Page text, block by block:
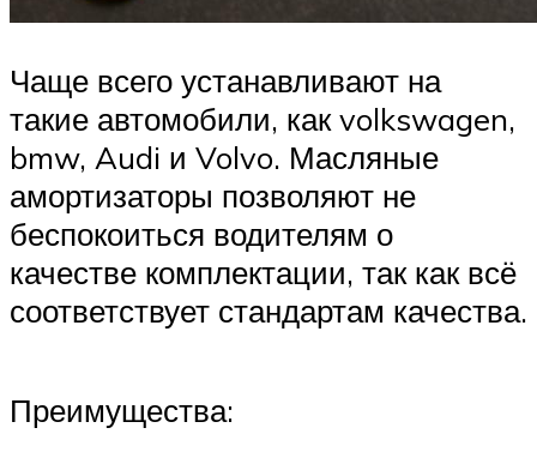
Чаще всего устанавливают на
такие автомобили, как volkswagen,
bmw, Audi и Volvo. Масляные
амортизаторы позволяют не
беспокоиться водителям о
качестве комплектации, так как всё
соответствует стандартам качества.
Преимущества: